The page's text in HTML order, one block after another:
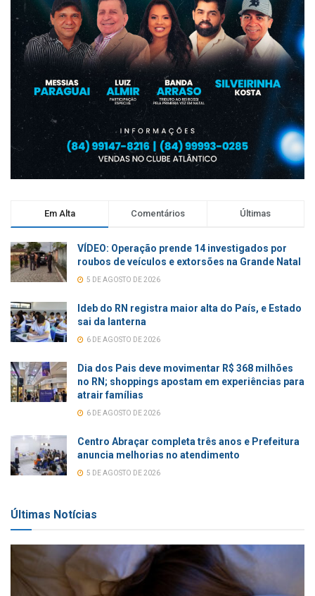
Em Alta Comentários Últimas
VÍDEO: Operação prende 14 investigados por
roubos de veículos e extorsões na Grande Natal
5 DE AGOSTO DE 2026
Ideb do RN registra maior alta do País, e Estado
sai da lanterna
6 DE AGOSTO DE 2026
Dia dos Pais deve movimentar R$ 368 milhões
no RN; shoppings apostam em experiências para
atrair famílias
6 DE AGOSTO DE 2026
Centro Abraçar completa três anos e Prefeitura
anuncia melhorias no atendimento
5 DE AGOSTO DE 2026
Últimas Notícias